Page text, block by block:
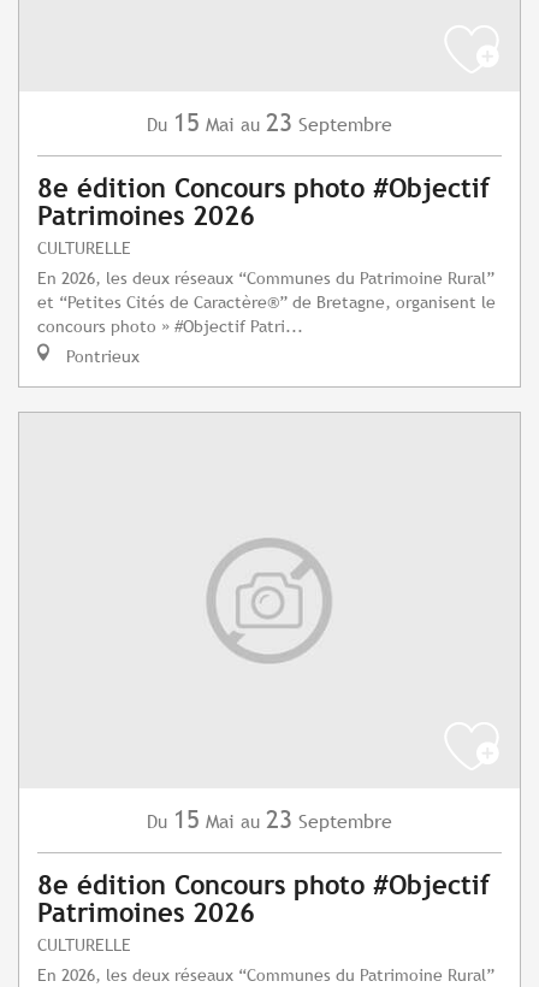
Du 15 Mai au 23 Septembre
8e édition Concours photo #Objectif
Patrimoines 2026
CULTURELLE
En 2026, les deux réseaux “Communes du Patrimoine Rural”
et “Petites Cités de Caractère®” de Bretagne, organisent le
concours photo » #Objectif Patri...
Pontrieux
Du 15 Mai au 23 Septembre
8e édition Concours photo #Objectif
Patrimoines 2026
CULTURELLE
En 2026, les deux réseaux “Communes du Patrimoine Rural”